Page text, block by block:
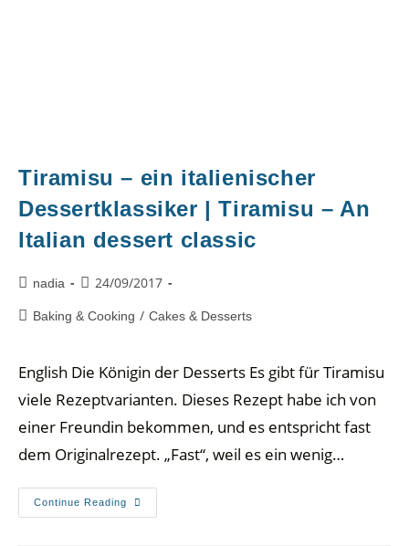
Tiramisu – ein italienischer
Dessertklassiker | Tiramisu – An
Italian dessert classic
nadia 24/09/2017
Baking & Cooking / Cakes & Desserts
English Die Königin der Desserts Es gibt für Tiramisu
viele Rezeptvarianten. Dieses Rezept habe ich von
einer Freundin bekommen, und es entspricht fast
dem Originalrezept. „Fast“, weil es ein wenig…
Continue Reading